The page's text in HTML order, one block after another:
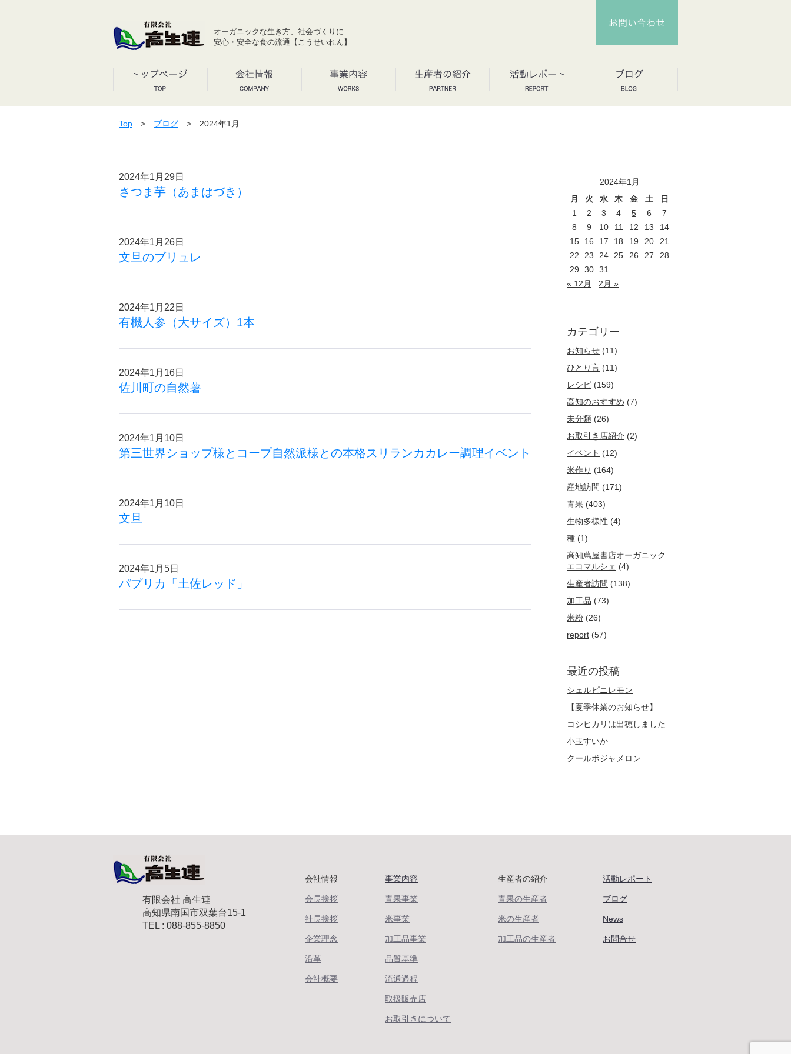
オーガニックな生き方、社会づくりに
安心・安全な食の流通【こうせいれん】
Top > ブログ > 2024年1月
2024年1月29日
さつま芋（あまはづき）
2024年1月26日
文旦のブリュレ
2024年1月22日
有機人参（大サイズ）1本
2024年1月16日
佐川町の自然薯
2024年1月10日
第三世界ショップ様とコープ自然派様との本格スリランカカレー調理イベント
2024年1月10日
文旦
2024年1月5日
パプリカ「土佐レッド」
2024年1月
月
火 水 木 金 土
日
1
2 3 4 5 6
7
8
9 10 11 12 13
14
15
16 17 18 19 20
21
22
23 24 25 26 27
28
29
30 31
« 12月
2月 »
カテゴリー
お知らせ (11)
ひとり言 (11)
レシピ (159)
高知のおすすめ (7)
未分類 (26)
お取引き店紹介 (2)
イベント (12)
米作り (164)
産地訪問 (171)
青果 (403)
生物多様性 (4)
種 (1)
高知蔦屋書店オーガニック
エコマルシェ (4)
生産者訪問 (138)
加工品 (73)
米粉 (26)
report (57)
最近の投稿
シェルピニレモン
【夏季休業のお知らせ】
コシヒカリは出穂しました
小玉すいか
クールボジャメロン
有限会社 高生連
高知県南国市双葉台15-1
TEL : 088-855-8850
会社情報
会長挨拶
社長挨拶
企業理念
沿革
会社概要
事業内容
青果事業
米事業
加工品事業
品質基準
流通過程
取扱販売店
お取引きについて
生産者の紹介
青果の生産者
米の生産者
加工品の生産者
活動レポート
ブログ
News
お問合せ